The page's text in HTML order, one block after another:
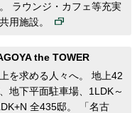
ラウンジ・カフェ等充実
用施設。
the TOWER
を求める人々へ。 地上42
地下平面駐車場、1LDK～
全435邸。 「名古